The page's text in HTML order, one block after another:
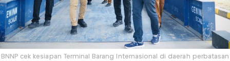
BNNP cek kesiapan Terminal Barang Internasional di daerah perbatasan